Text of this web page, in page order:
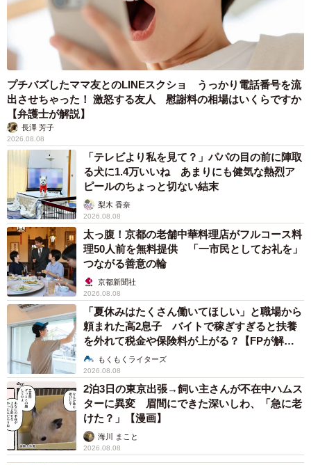
プチバズしたママ友とのLINEスクショ うっかり電話番号を流
出させちゃった！ 激怒する友人 慰謝料の相場はいくらですか
【弁護士が解説】
長澤 芳子
2026.08.08
「テレビより私を見て？」パパの目の前に陣取
る犬に1.4万いいね あまりにも健気な熱烈ア
ピールのちょっと切ない結末
梨木 香奈
2026.08.08
太っ腹！京都の老舗中華料理店がフルコース料
理50人前を無料提供 「一市民としてお礼を」
つながる善意の輪
京都新聞社
2026.08.08
「夏休みはたくさん働いてほしい」と職場から
頼まれた高2息子 バイトで稼ぎすぎると扶養
を外れて税金や保険料が上がる？【FPが解
説】もくもくライターズ
2026.08.08
2泊3日の東京出張→飼い主さんが不在中ハムス
ターに異変 眉間にできた深いしわ、「急に老
けた？」【漫画】
海川 まこと
2026.08.08